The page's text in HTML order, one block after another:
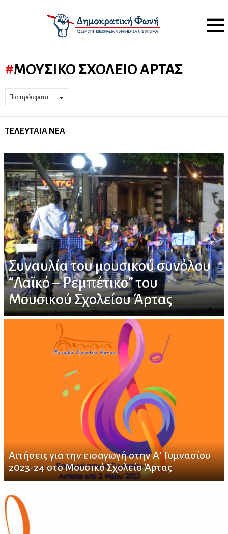
Menu
ΜΟΥΣΙΚΌ ΣΧΟΛΕΊΟ ΆΡΤΑΣ
ΤΕΛΕΥΤΑΊΑ ΝΈΑ
Συναυλία του μουσικού συνόλου
“Λαϊκό – Ρεμπέτικο” του
Μουσικού Σχολείου Άρτας
Αιτήσεις για την εισαγωγή στην Α’ Γυμνασίου
2023-24 στο Μουσικό Σχολείο Άρτας